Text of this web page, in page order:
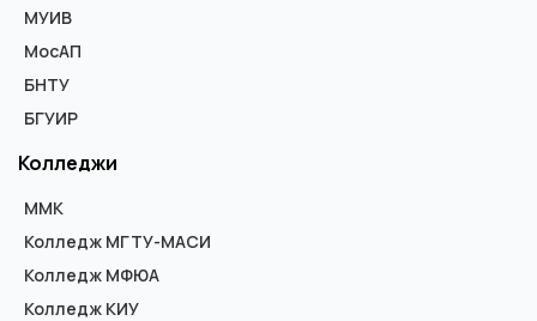
МУИВ
МосАП
БНТУ
БГУИР
Колледжи
ММК
Колледж МГТУ-МАСИ
Колледж МФЮА
Колледж КИУ